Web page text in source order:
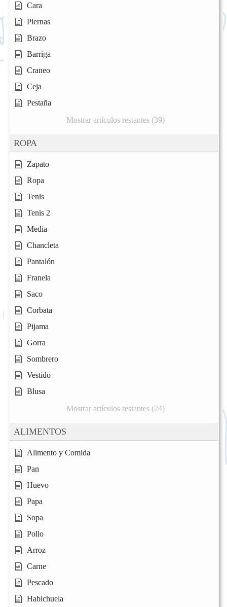
Cara
Piernas
Brazo
Barriga
Craneo
Ceja
Pestaña
Mostrar artículos restantes (39)
ROPA
Zapato
Ropa
Tenis
Tenis 2
Media
Chancleta
Pantalón
Franela
Saco
Corbata
Pijama
Gorra
Sombrero
Vestido
Blusa
Mostrar artículos restantes (24)
ALIMENTOS
Alimento y Comida
Pan
Huevo
Papa
Sopa
Pollo
Arroz
Carne
Pescado
Habichuela